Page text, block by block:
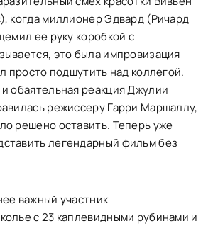
когда миллионер Эдвард (Ричард
ее руку коробкой с
это была импровизация
просто подшутить над коллегой.
обаятельная реакция Джулии
режиссеру Гарри Маршаллу,
решено оставить. Теперь уже
легендарный фильм без
важный участник
с 23 каплевидными рубинами и